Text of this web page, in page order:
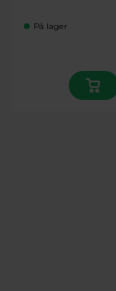
På lager